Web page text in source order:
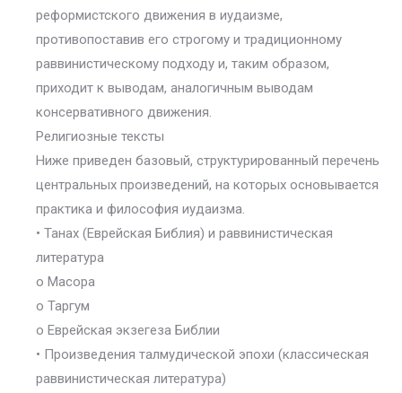
реформистского движения в иудаизме,
противопоставив его строгому и традиционному
раввинистическому подходу и, таким образом,
приходит к выводам, аналогичным выводам
консервативного движения.
Религиозные тексты
Ниже приведен базовый, структурированный перечень
центральных произведений, на которых основывается
практика и философия иудаизма.
• Танах (Еврейская Библия) и раввинистическая
литература
o Масора
o Таргум
o Еврейская экзегеза Библии
• Произведения талмудической эпохи (классическая
раввинистическая литература)